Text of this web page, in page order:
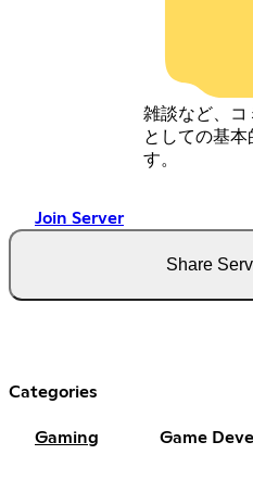
雑談など、コ
としての基本
す。
Join Server
Share
Categories
Gaming Game